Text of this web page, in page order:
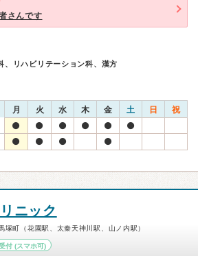
さんです
、リハビリテーション科、漢方
月 火 水 木 金 土 日 祝
ニック
塚町（花園駅、太秦天神川駅、山ノ内駅）
付(スマホ可)